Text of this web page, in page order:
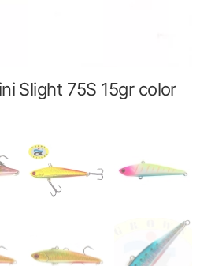
Slight 75S 15gr color